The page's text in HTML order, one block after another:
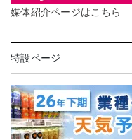
媒体紹介ページはこちら
特設ページ